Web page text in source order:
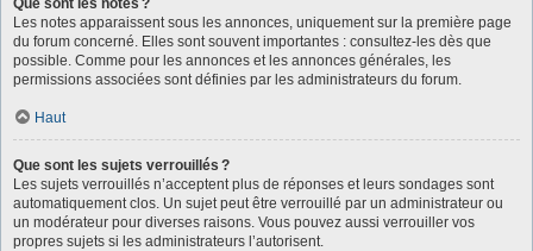
Que sont les notes ?
Les notes apparaissent sous les annonces, uniquement sur la première page
du forum concerné. Elles sont souvent importantes : consultez-les dès que
possible. Comme pour les annonces et les annonces générales, les
permissions associées sont définies par les administrateurs du forum.
Haut
Que sont les sujets verrouillés ?
Les sujets verrouillés n’acceptent plus de réponses et leurs sondages sont
automatiquement clos. Un sujet peut être verrouillé par un administrateur ou
un modérateur pour diverses raisons. Vous pouvez aussi verrouiller vos
propres sujets si les administrateurs l’autorisent.